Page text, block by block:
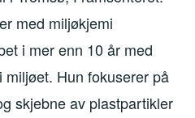
med miljøkjemi
i mer enn 10 år med
Hun fokuserer på
skjebne av plastpartikler